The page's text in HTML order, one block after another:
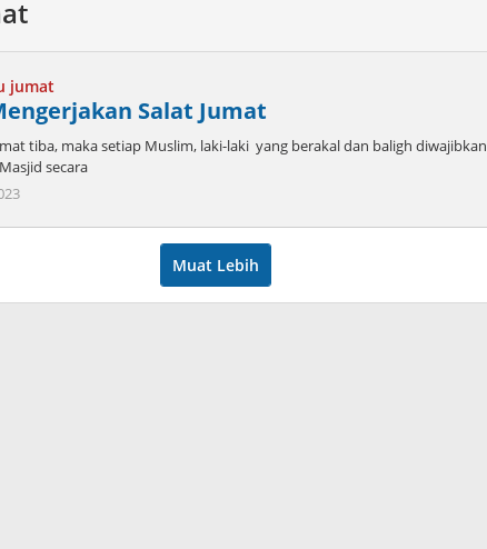
jumat
Salat Jumat
tiba, maka setiap Muslim, laki-laki yang berakal dan baligh diwajibkan
secara
Muat Lebih